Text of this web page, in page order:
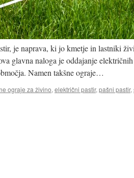
je naprava, ki jo kmetje in lastniki
glavna naloga je oddajanje
Namen takšne ograje…
ograje za živino, električni pastir, pašni pastir,